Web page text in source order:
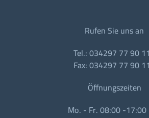
Rufen Sie uns an
Tel.: 034297 77 90
Fax: 034297 77 90
Öffnungszeiten
Mo. - Fr. 08:00 -17:00